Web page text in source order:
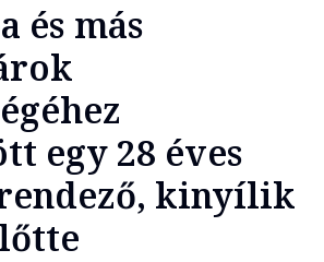
fel a következő
témákat
Pénz
és más
egy 28 éves
kinyílik